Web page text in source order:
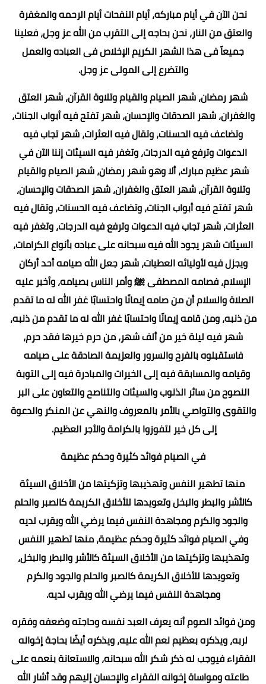
نحن الآن في أيام مباركه، أيام النفحات أيام الرحمه والمغفرة
والعتق من النار، نحن بحاجه إلى التقرب من الله عز وجل، فعلينا
جميعاً فى هذا الشهر الكريم الإخلاص فى العباده والعمل
والتضرع إلى المولى عز وجل.
شهر رمضان، شهر الصيام والقيام وتلاوة القرآن، شهر العتق
والغفران، شهر الصدقات والإحسان، شهر تفتح فيه أبواب الجنات،
وتضاعف فيه الحسنات، وتقال فيه العثرات، شهر تجاب فيه
الدعوات وترفع فيه الدرجات، وتغفر فيه السيئات إننا الآن في
شهر عظيم مبارك، ألا وهو شهر رمضان، شهر الصيام والقيام
وتلاوة القرآن، شهر العتق والغفران، شهر الصدقات والإحسان،
شهر تفتح فيه أبواب الجنات، وتضاعف فيه الحسنات، وتقال فيه
العثرات، شهر تجاب فيه الدعوات وترفع فيه الدرجات، وتغفر فيه
السيئات شهر يجود الله فيه سبحانه على عباده بأنواع الكرامات،
ويجزل فيه لأوليائه العطيات، شهر جعل الله صيامه أحد أركان
الإسلام، فصامه المصطفى ﷺ وأمر الناس بصيامه، وأخبر عليه
الصلاة والسلام أن من صامه إيمانًا واحتسابًا غفر الله له ما تقدم
من ذنبه، ومن قامه إيمانًا واحتسابًا غفر الله له ما تقدم من ذنبه،
شهر فيه ليلة خير من ألف شهر، من حرم خيرها فقد حرم،
فاستقبلوه بالفرح والسرور والعزيمة الصادقة على صيامه
وقيامه والمسابقة فيه إلى الخيرات والمبادرة فيه إلى التوبة
النصوح من سائر الذنوب والسيئات والتناصح والتعاون على البر
والتقوى والتواصي بالأمر بالمعروف والنهي عن المنكر والدعوة
إلى كل خير لتفوزوا بالكرامة والأجر العظيم.
في الصيام فوائد كثيرة وحكم عظيمة
منها تطهير النفس وتهذيبها وتزكيتها من الأخلاق السيئة
كالأشر والبطر والبخل وتعويدها للأخلاق الكريمة كالصبر والحلم
والجود والكرم ومجاهدة النفس فيما يرضي الله ويقرب لديه
وفي الصيام فوائد كثيرة وحكم عظيمة، منها تطهير النفس
وتهذيبها وتزكيتها من الأخلاق السيئة كالأشر والبطر والبخل،
وتعويدها للأخلاق الكريمة كالصبر والحلم والجود والكرم
ومجاهدة النفس فيما يرضي الله ويقرب لديه.
ومن فوائد الصوم أنه يعرف العبد نفسه وحاجته وضعفه وفقره
لربه، ويذكره بعظيم نعم الله عليه، ويذكره أيضًا بحاجة إخوانه
الفقراء فيوجب له ذكر شكر الله سبحانه، والاستعانة بنعمه على
طاعته ومواساة إخوانه الفقراء والإحسان إليهم وقد أشار الله